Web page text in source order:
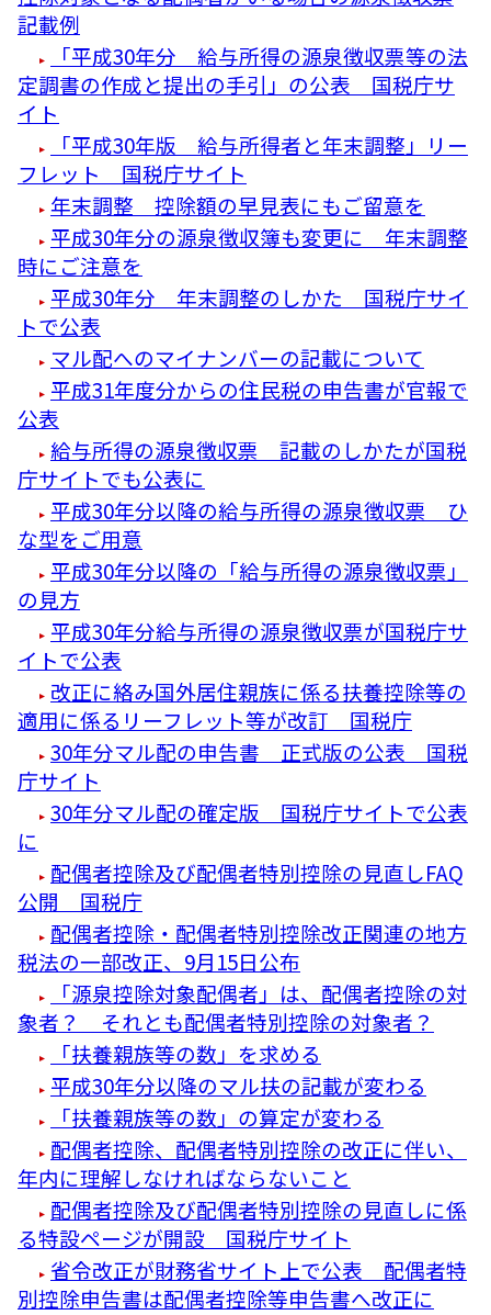
記載例
「平成30年分 給与所得の源泉徴収票等の法
定調書の作成と提出の手引」の公表 国税庁サ
イト
「平成30年版 給与所得者と年末調整」リー
フレット 国税庁サイト
年末調整 控除額の早見表にもご留意を
平成30年分の源泉徴収簿も変更に 年末調整
時にご注意を
平成30年分 年末調整のしかた 国税庁サイ
トで公表
マル配へのマイナンバーの記載について
平成31年度分からの住民税の申告書が官報で
公表
給与所得の源泉徴収票 記載のしかたが国税
庁サイトでも公表に
平成30年分以降の給与所得の源泉徴収票 ひ
な型をご用意
平成30年分以降の「給与所得の源泉徴収票」
の見方
平成30年分給与所得の源泉徴収票が国税庁サ
イトで公表
改正に絡み国外居住親族に係る扶養控除等の
適用に係るリーフレット等が改訂 国税庁
30年分マル配の申告書 正式版の公表 国税
庁サイト
30年分マル配の確定版 国税庁サイトで公表
に
配偶者控除及び配偶者特別控除の見直しFAQ
公開 国税庁
配偶者控除・配偶者特別控除改正関連の地方
税法の一部改正、9月15日公布
「源泉控除対象配偶者」は、配偶者控除の対
象者？ それとも配偶者特別控除の対象者？
「扶養親族等の数」を求める
平成30年分以降のマル扶の記載が変わる
「扶養親族等の数」の算定が変わる
配偶者控除、配偶者特別控除の改正に伴い、
年内に理解しなければならないこと
配偶者控除及び配偶者特別控除の見直しに係
る特設ページが開設 国税庁サイト
省令改正が財務省サイト上で公表 配偶者特
別控除申告書は配偶者控除等申告書へ改正に